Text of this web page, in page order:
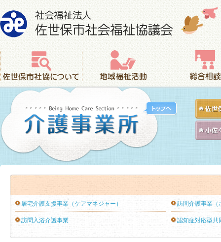
社会福祉法人 佐世保市社会福祉協議会
佐世保市社協について
地域福祉活動 総合相談
居宅介護支援事業（ケアマネジャー） 訪問介護事業（
訪問入浴介護事業 認知症対応型共